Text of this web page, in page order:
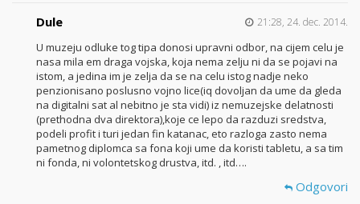
Dule 21:28, 24. dec. 2014.
U muzeju odluke tog tipa donosi upravni odbor, na cijem celu je
nasa mila em draga vojska, koja nema zelju ni da se pojavi na
istom, a jedina im je zelja da se na celu istog nadje neko
penzionisano poslusno vojno lice(iq dovoljan da ume da gleda
na digitalni sat al nebitno je sta vidi) iz nemuzejske delatnosti
(prethodna dva direktora),koje ce lepo da razduzi sredstva,
podeli profit i turi jedan fin katanac, eto razloga zasto nema
pametnog diplomca sa fona koji ume da koristi tabletu, a sa tim
ni fonda, ni volontetskog drustva, itd. , itd….
Odgovori